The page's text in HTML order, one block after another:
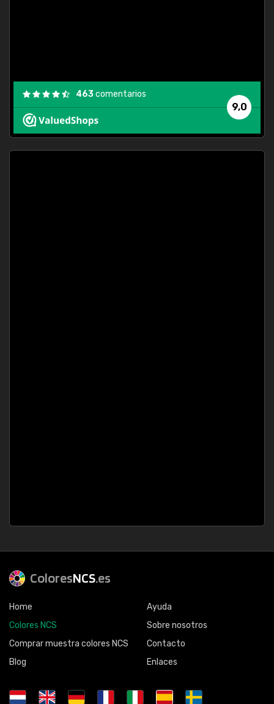
9,0
463comentarios
ColoresNCS.es
Home
Colores NCS
Comprar muestra colores NCS
Blog
Ayuda
Sobre nosotros
Contacto
Enlaces